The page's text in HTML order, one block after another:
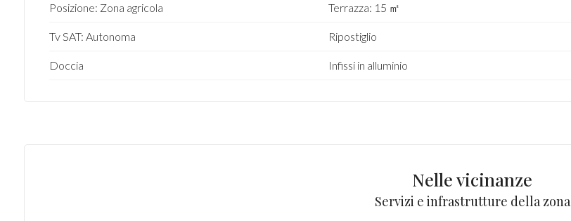
Posizione: Zona agricola Terrazza: 15 ㎡
Tv SAT: Autonoma Ripostiglio
Doccia Infissi in alluminio
Nelle vicinanze
Servizi e infrastrutture della zona